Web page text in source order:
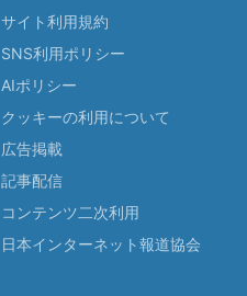
サイト利用規約
SNS利用ポリシー
AIポリシー
クッキーの利用について
広告掲載
記事配信
コンテンツ二次利用
日本インターネット報道協会